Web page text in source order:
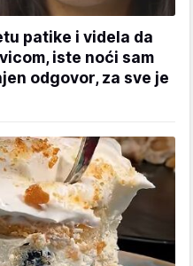
patike i videla da
iste noći sam
odgovor, za sve je